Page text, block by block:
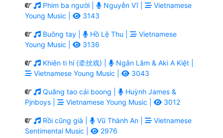
Phim ba người | Nguyễn Vĩ |
Vietnamese
Young Music |
3143
Buông tay | Hồ Lệ Thu |
Vietnamese
Young Music |
3136
Khiên ti hí (牵丝戏) |
Ngân Lâm & Aki A Kiệt |
Vietnamese Young Music |
3043
Quăng tao cái boong |
Huỳnh James &
Pjnboys |
Vietnamese Young Music | 3012
Rồi cũng già | Vũ Thành An |
Vietnamese
Sentimental Music |
2976